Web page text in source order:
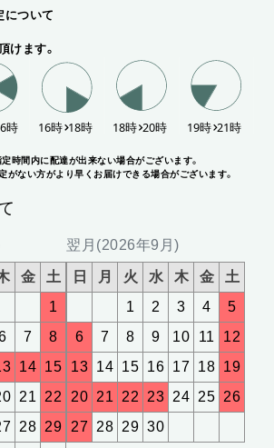
について
けます。
時間内に配達が出来ない場合がございます。
がない方がより早くお届けできる場合がございます。
金
土
1
7
8
14 15
21
22
28 29
翌月(2026年9月)
日 月 火 水 木 金
土
1
2 3 4
5
6
7 8 9 10 11
12
13 14 15 16 17 18 19
20 21 22 23 24 25 26
27 28 29 30